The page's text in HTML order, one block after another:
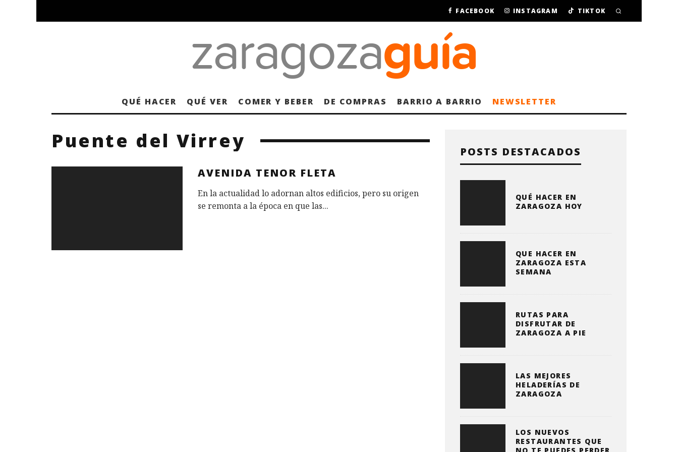
FACEBOOK INSTAGRAM TIKTOK
QUÉ HACER QUÉ VER COMER Y BEBER DE COMPRAS BARRIO A BARRIO NEWSLETTER
Puente del Virrey
AVENIDA TENOR FLETA
En la actualidad lo adornan altos edificios, pero su origen
se remonta a la época en que las...
POSTS DESTACADOS
QUÉ HACER EN
ZARAGOZA HOY
QUE HACER EN
ZARAGOZA ESTA
SEMANA
RUTAS PARA
DISFRUTAR DE
ZARAGOZA A PIE
LAS MEJORES
HELADERÍAS DE
ZARAGOZA
LOS NUEVOS
RESTAURANTES QUE
NO TE PUEDES PERDER